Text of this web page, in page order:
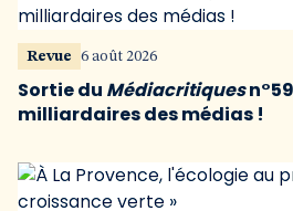
Revue 6 août 2026
Sortie du Médiacritiques
milliardaires des médias !